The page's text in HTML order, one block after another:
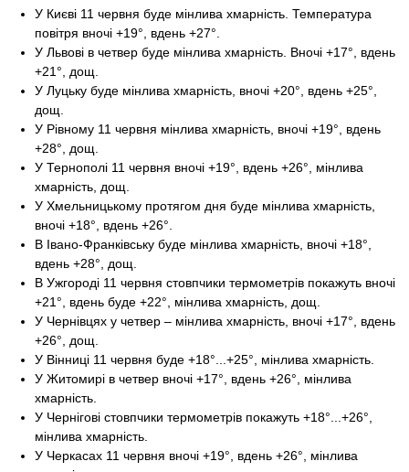
У Києві 11 червня буде мінлива хмарність. Температура
повітря вночі +19°, вдень +27°.
У Львові в четвер буде мінлива хмарність. Вночі +17°, вдень
+21°, дощ.
У Луцьку буде мінлива хмарність, вночі +20°, вдень +25°,
дощ.
У Рівному 11 червня мінлива хмарність, вночі +19°, вдень
+28°, дощ.
У Тернополі 11 червня вночі +19°, вдень +26°, мінлива
хмарність, дощ.
У Хмельницькому протягом дня буде мінлива хмарність,
вночі +18°, вдень +26°.
В Івано-Франківську буде мінлива хмарність, вночі +18°,
вдень +28°, дощ.
В Ужгороді 11 червня стовпчики термометрів покажуть вночі
+21°, вдень буде +22°, мінлива хмарність, дощ.
У Чернівцях у четвер – мінлива хмарність, вночі +17°, вдень
+26°, дощ.
У Вінниці 11 червня буде +18°...+25°, мінлива хмарність.
У Житомирі в четвер вночі +17°, вдень +26°, мінлива
хмарність.
У Чернігові стовпчики термометрів покажуть +18°...+26°,
мінлива хмарність.
У Черкасах 11 червня вночі +19°, вдень +26°, мінлива